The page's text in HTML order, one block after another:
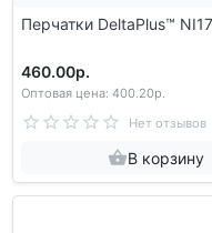
Перчатки DeltaPlus™
460.00р.
Оптовая цена: 400.20р.
Нет отзывов
В корзину